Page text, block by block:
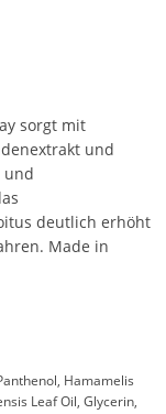
sorgt mit
und
und
deutlich erhöht
Made in
Hamamelis
Leaf Oil, Glycerin,